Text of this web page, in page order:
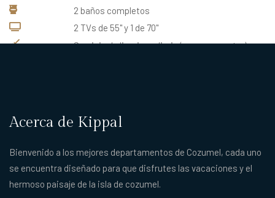
2 baños completos
2 TVs de 55'' y 1 de 70''
Servicio de limpieza diario (con cargo extra)
Acerca de Kippal
Bienvenido a los mejores departamentos de Cozumel, cada uno
se encuentra diseñado para que disfrutes las vacaciones y el
hermoso paisaje de la isla de cozumel.